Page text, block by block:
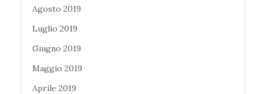
Agosto 2019
Luglio 2019
Giugno 2019
Maggio 2019
Aprile 2019